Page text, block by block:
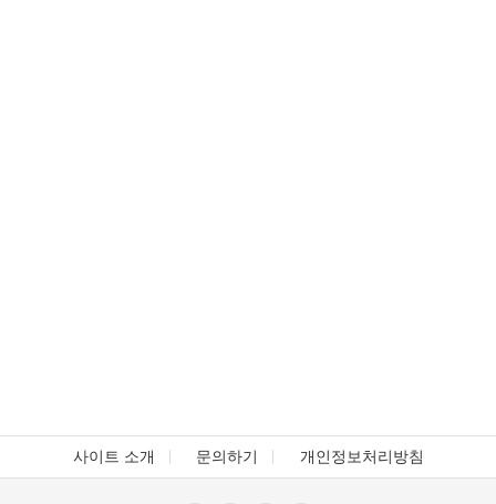
사이트 소개 문의하기 개인정보처리방침